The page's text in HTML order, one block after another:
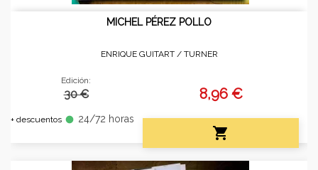
MICHEL PÉREZ POLLO
ENRIQUE GUITART / TURNER
Edición:
30 €
+ descuentos fiber_manual_record 24/72 horas
8,96 €
